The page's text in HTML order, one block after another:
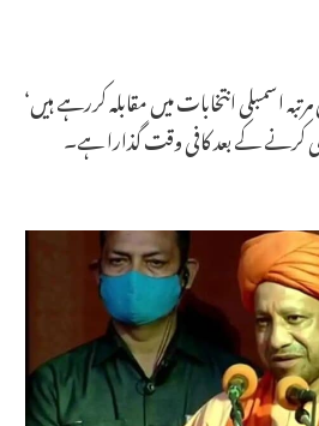
اسمبلی انتخابات میں مقابلہ کررہے ہیں‘
کرنے کے بعد کافی وقت گذارا ہے۔